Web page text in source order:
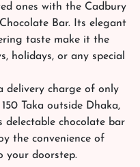
ones with the Cadbury
Bar. Its elegant
taste make it the
holidays, or any special
delivery charge of only
Taka outside Dhaka,
chocolate bar
the convenience of
your doorstep.